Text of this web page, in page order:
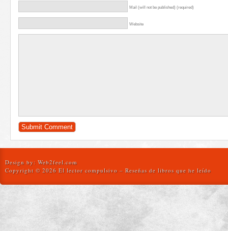
Mail (will not be published) (required)
Website
Design by: Web2feel.com
Copyright © 2026 El lector compulsivo – Reseñas de libros que he leído